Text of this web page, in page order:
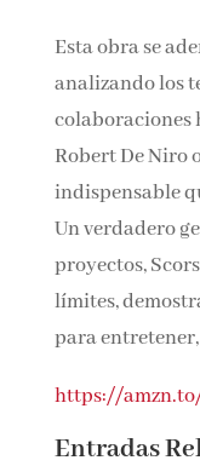
realidad italo-
Esta obra se
analizando los
colaboraciones
Robert De Niro
indispensable
cine. Un
en sus
cine no solo
un auténtico